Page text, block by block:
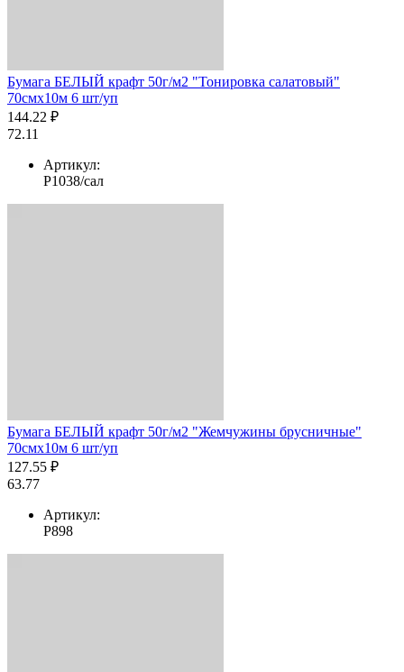
Бумага БЕЛЫЙ крафт 50г/м2 "Тонировка салатовый"
70смх10м 6 шт/уп
144.22 ₽
72.11
Артикул:
Р1038/сал
Бумага БЕЛЫЙ крафт 50г/м2 "Жемчужины брусничные"
70смх10м 6 шт/уп
127.55 ₽
63.77
Артикул:
Р898